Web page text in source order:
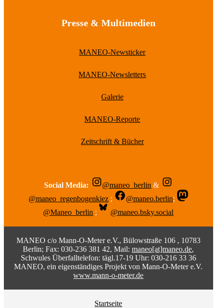
Presse & Multimedien
MANEO-Newsticker
MANEO-Newsletters
Galerie
MANEO-Reporte
Zeitschrift & Bücher
Social Media: @maneo_berlin &
@maneo_regenbogenkiez ; @maneo.berlin;
@Maneo_berlin ; @maneo.bsky.social
MANEO c/o Mann-O-Meter e.V., Bülowstraße 106 , 10783
Berlin; Fax: 030-236 381 42, Mail:maneo[at]maneo.de,
Schwules Überfalltelefon: tägl.17-19 Uhr: 030-216 33 36
MANEO, ein eigenständiges Projekt von Mann-O-Meter e.V.
www.mann-o-meter.de
Startseite